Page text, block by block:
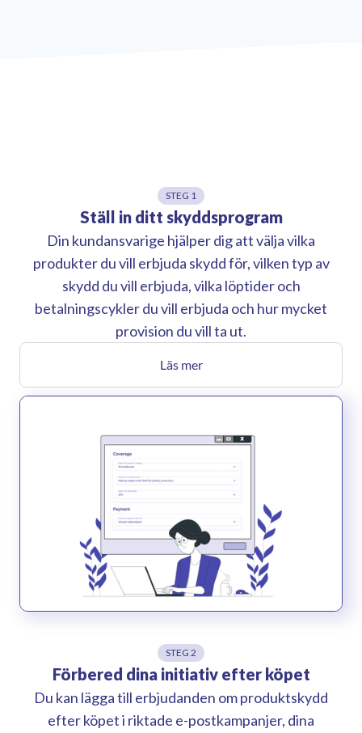
STEG 1
Ställ in ditt skyddsprogram
Din kundansvarige hjälper dig att välja vilka
produkter du vill erbjuda skydd för, vilken typ av
skydd du vill erbjuda, vilka löptider och
betalningscykler du vill erbjuda och hur mycket
provision du vill ta ut.
Läs mer
STEG 2
Förbered dina initiativ efter köpet
Du kan lägga till erbjudanden om produktskydd
efter köpet i riktade e-postkampanjer, dina